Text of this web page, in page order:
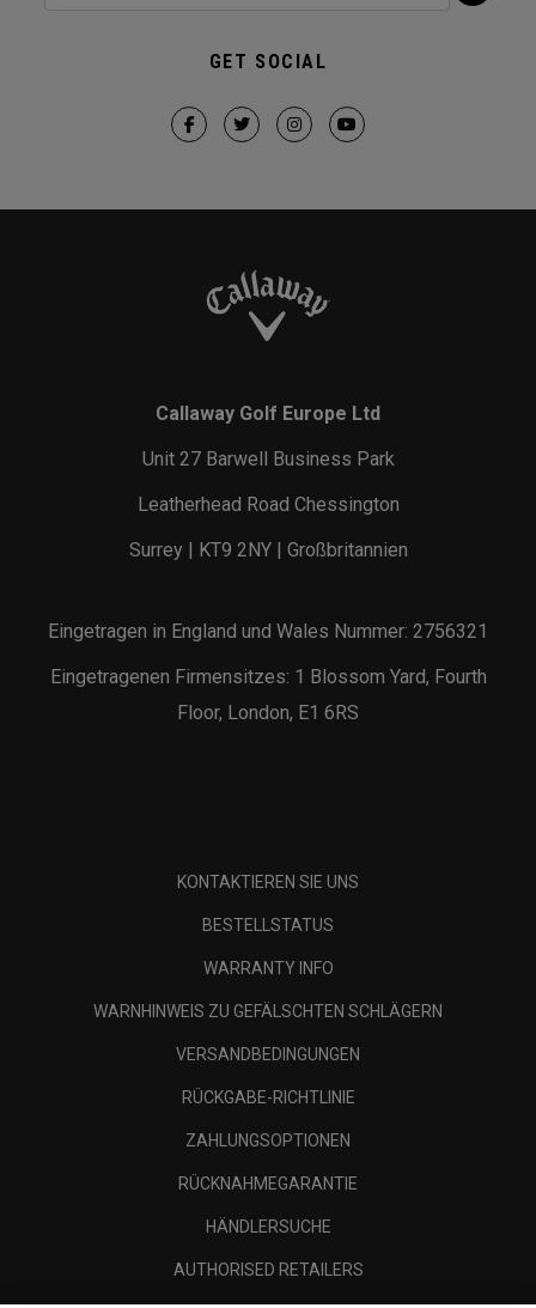
GET SOCIAL
Callaway Golf Europe Ltd
Unit 27 Barwell Business Park
Leatherhead Road Chessington
Surrey | KT9 2NY | Großbritannien
Eingetragen in England und Wales Nummer: 2756321
Eingetragenen Firmensitzes: 1 Blossom Yard, Fourth
Floor, London, E1 6RS
KONTAKTIEREN SIE UNS
BESTELLSTATUS
WARRANTY INFO
WARNHINWEIS ZU GEFÄLSCHTEN SCHLÄGERN
VERSANDBEDINGUNGEN
RÜCKGABE-RICHTLINIE
ZAHLUNGSOPTIONEN
RÜCKNAHMEGARANTIE
HÄNDLERSUCHE
AUTHORISED RETAILERS